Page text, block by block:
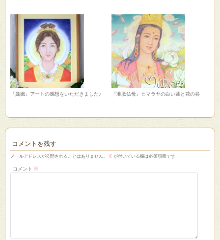
『嫦娥』アートの感想をいただきました♪ 『准胝仏母』ヒマラヤの白い蓮と花の谷
コメントを残す
メールアドレスが公開されることはありません。 ※ が付いている欄は必須項目です
コメント ※